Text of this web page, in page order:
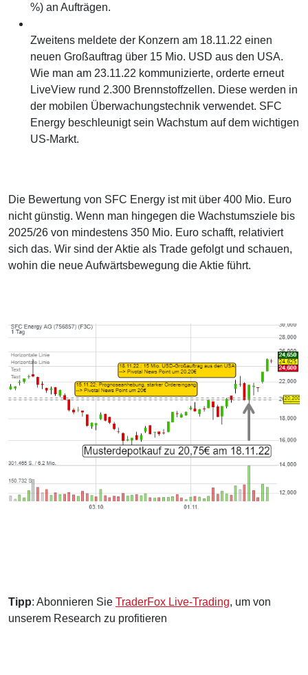
%) an Aufträgen.
Zweitens meldete der Konzern am 18.11.22 einen
neuen Großauftrag über 15 Mio. USD aus den USA.
Wie man am 23.11.22 kommunizierte, orderte erneut
LiveView rund 2.300 Brennstoffzellen. Diese werden in
der mobilen Überwachungstechnik verwendet. SFC
Energy beschleunigt sein Wachstum auf dem wichtigen
US-Markt.
Die Bewertung von SFC Energy ist mit über 400 Mio. Euro
nicht günstig. Wenn man hingegen die Wachstumsziele bis
2025/26 von mindestens 350 Mio. Euro schafft, relativiert
sich das. Wir sind der Aktie als Trade gefolgt und schauen,
wohin die neue Aufwärtsbewegung die Aktie führt.
Tipp: Abonnieren Sie TraderFox Live-Trading, um von
unserem Research zu profitieren